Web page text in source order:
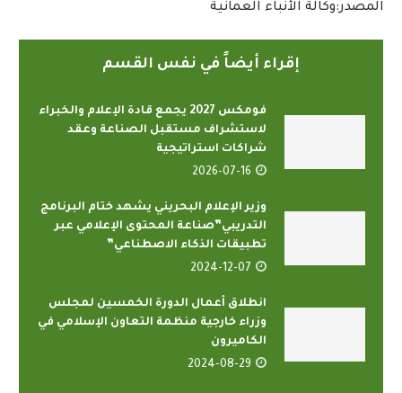
المصدر:وكالة الأنباء العمانية
إقراء أيضاً في نفس القسم
فومكس 2027 يجمع قادة الإعلام والخبراء
لاستشراف مستقبل الصناعة وعقد
شراكات استراتيجية
2026-07-16
وزير الإعلام البحريني يشهد ختام البرنامج
التدريبي”صناعة المحتوى الإعلامي عبر
تطبيقات الذكاء الاصطناعي”
2024-12-07
انطلاق أعمال الدورة الخمسين لمجلس
وزراء خارجية منظمة التعاون الإسلامي في
الكاميرون
2024-08-29